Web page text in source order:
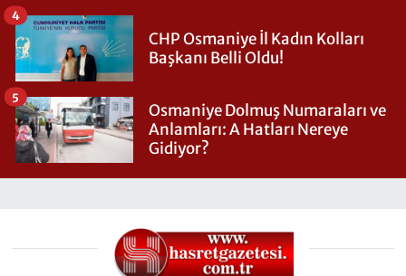
CHP Osmaniye İl Kadın Kolları
Başkanı Belli Oldu!
4
Osmaniye Dolmuş Numaraları ve
Anlamları: A Hatları Nereye
Gidiyor?
5